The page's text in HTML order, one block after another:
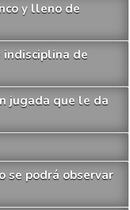
y lleno de
indisciplina de
jugada que le da
se podrá observar